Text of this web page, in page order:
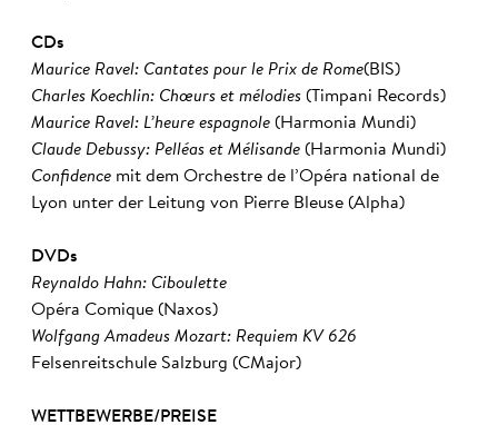
CDs
Maurice Ravel: Cantates pour le Prix de Rome(BIS)
Charles Koechlin: Chœurs et mélodies (Timpani Records)
Maurice Ravel: L’heure espagnole (Harmonia Mundi)
Claude Debussy: Pelléas et Mélisande (Harmonia Mundi)
Confidence mit dem Orchestre de l’Opéra national de
Lyon unter der Leitung von Pierre Bleuse (Alpha)
DVDs
Reynaldo Hahn: Ciboulette
Opéra Comique (Naxos)
Wolfgang Amadeus Mozart: Requiem KV 626
Felsenreitschule Salzburg (CMajor)
WETTBEWERBE/PREISE